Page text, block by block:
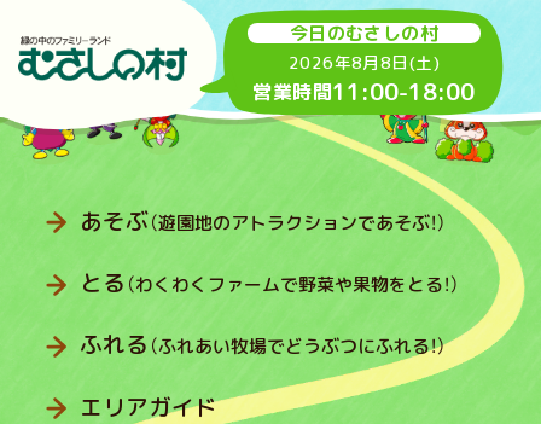
今日のむさしの村
2026年8月8日(土)
営業時間11:00-18:00
あそぶ（遊園地のアトラクションであそぶ！）
とる （わくわくファームで野菜や果物をとる！）
ふれる （ふれあい牧場でどうぶつにふれる！）
エリアガイド